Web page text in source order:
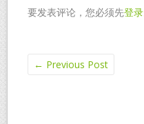
要发表评论，您必须先登录
← Previous Post